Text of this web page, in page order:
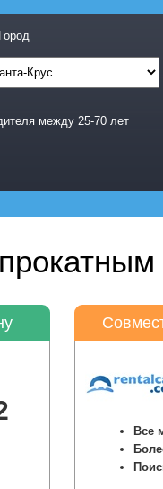
Город
между 25-70 лет
Все